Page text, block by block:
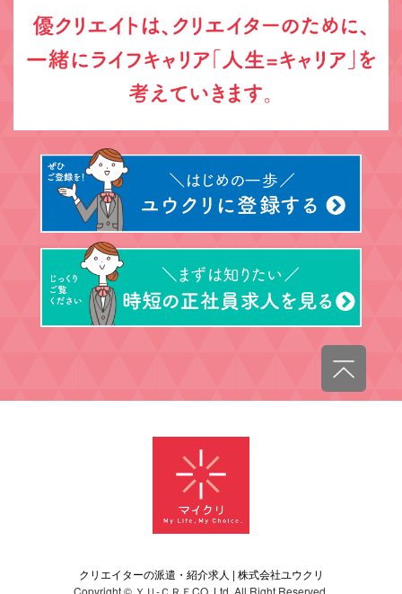
クリエイターの派遣・紹介求人 | 株式会社ユウクリ
Copyright © ＹＵ‐ＣＲＥCO.,Ltd. All Right Reserved.